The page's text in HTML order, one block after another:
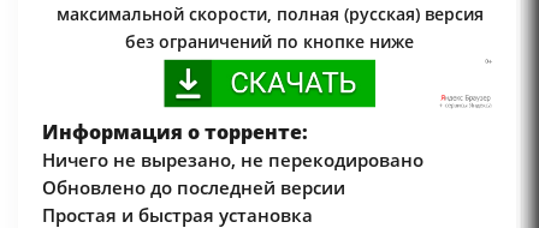
максимальной скорости, полная (русская) версия
без ограничений по кнопке ниже
Информация о торренте:
Ничего не вырезано, не перекодировано
Обновлено до последней версии
Простая и быстрая установка